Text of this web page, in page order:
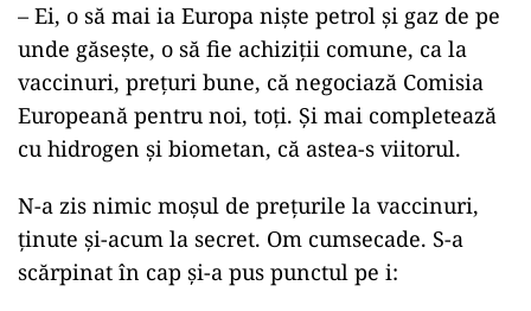
– Ei, o să mai ia Europa niște petrol și gaz de pe
unde găsește, o să fie achiziții comune, ca la
vaccinuri, prețuri bune, că negociază Comisia
Europeană pentru noi, toți. Și mai completează
cu hidrogen și biometan, că astea-s viitorul.
N-a zis nimic moșul de prețurile la vaccinuri,
ținute și-acum la secret. Om cumsecade. S-a
scărpinat în cap și-a pus punctul pe i: